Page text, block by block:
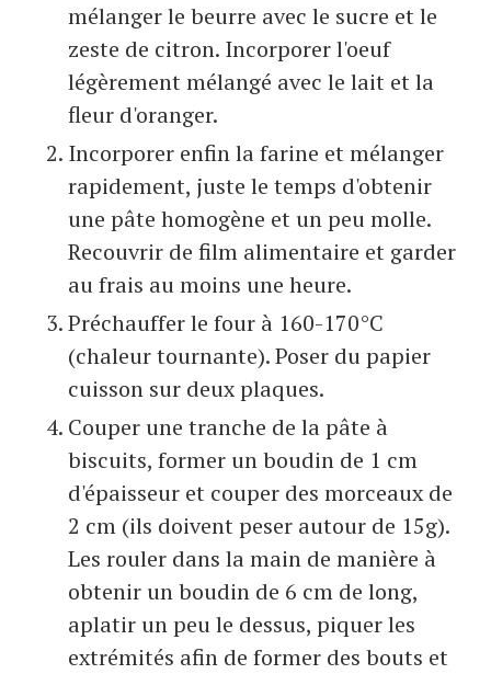
mélanger le beurre avec le sucre et le
zeste de citron. Incorporer l'oeuf
légèrement mélangé avec le lait et la
fleur d'oranger.
Incorporer enfin la farine et mélanger
rapidement, juste le temps d'obtenir
une pâte homogène et un peu molle.
Recouvrir de film alimentaire et garder
au frais au moins une heure.
Préchauffer le four à 160-170°C
(chaleur tournante). Poser du papier
cuisson sur deux plaques.
Couper une tranche de la pâte à
biscuits, former un boudin de 1 cm
d'épaisseur et couper des morceaux de
2 cm (ils doivent peser autour de 15g).
Les rouler dans la main de manière à
obtenir un boudin de 6 cm de long,
aplatir un peu le dessus, piquer les
extrémités afin de former des bouts et